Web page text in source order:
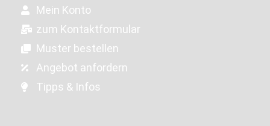
Mein Konto
zum Kontaktformular
Muster bestellen
Angebot anfordern
Tipps & Infos